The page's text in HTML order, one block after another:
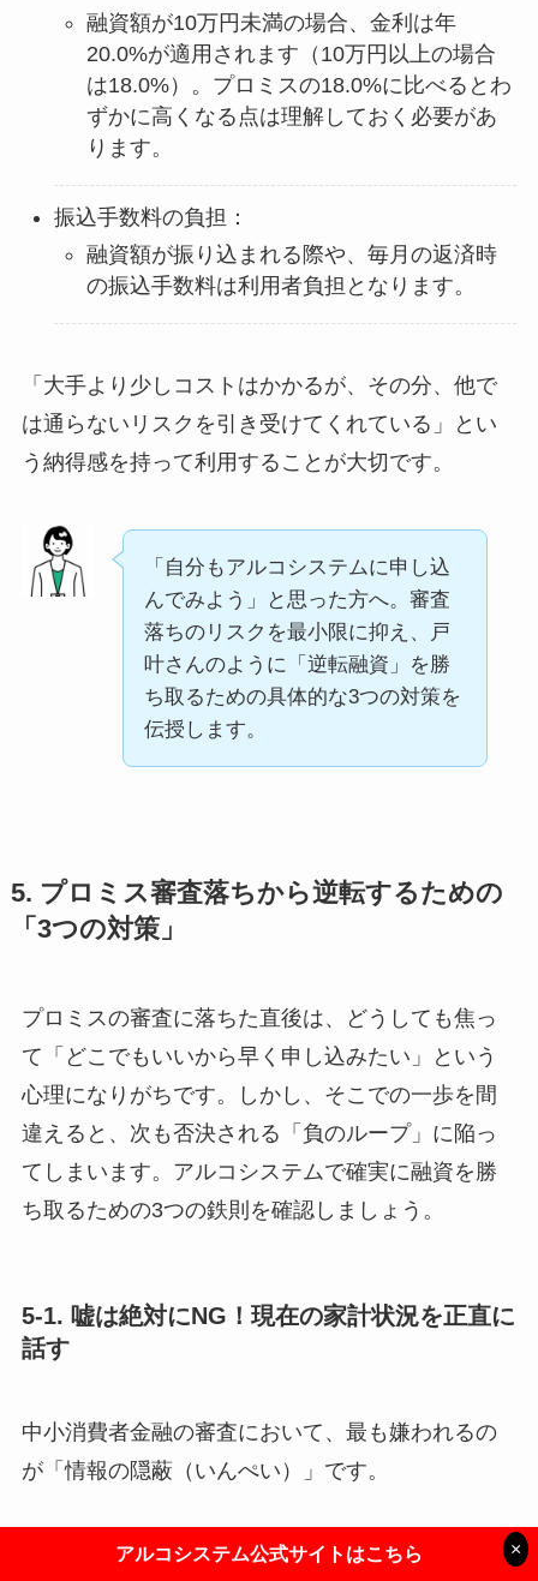
融資額が10万円未満の場合、金利は年
20.0%が適用されます（10万円以上の場合
は18.0%）。プロミスの18.0%に比べるとわ
ずかに高くなる点は理解しておく必要があ
ります。
振込手数料の負担：
融資額が振り込まれる際や、毎月の返済時
の振込手数料は利用者負担となります。
「大手より少しコストはかかるが、その分、他で
は通らないリスクを引き受けてくれている」とい
う納得感を持って利用することが大切です。
「自分もアルコシステムに申し込
んでみよう」と思った方へ。審査
落ちのリスクを最小限に抑え、戸
叶さんのように「逆転融資」を勝
ち取るための具体的な3つの対策を
伝授します。
5. プロミス審査落ちから逆転するための
「3つの対策」
プロミスの審査に落ちた直後は、どうしても焦っ
て「どこでもいいから早く申し込みたい」という
心理になりがちです。しかし、そこでの一歩を間
違えると、次も否決される「負のループ」に陥っ
てしまいます。アルコシステムで確実に融資を勝
ち取るための3つの鉄則を確認しましょう。
5-1. 嘘は絶対にNG！現在の家計状況を正直に
話す
中小消費者金融の審査において、最も嫌われるの
が「情報の隠蔽（いんぺい）」です。
他社借入を少なく申告する
アルコシステム公式サイトはこちら ×